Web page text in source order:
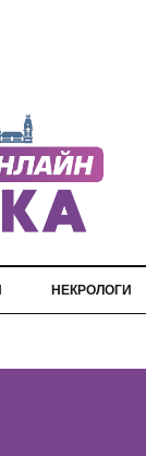
НЕКРОЛОГИ